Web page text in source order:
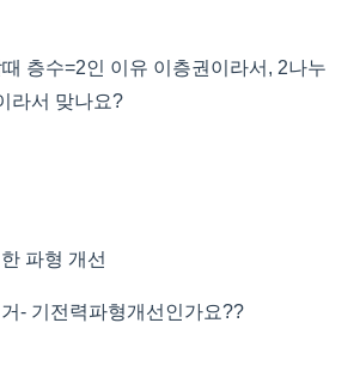
층수=2인 이유 이층권이라서, 2나누
라서 맞나요?
파형 개선
- 기전력파형개선인가요??